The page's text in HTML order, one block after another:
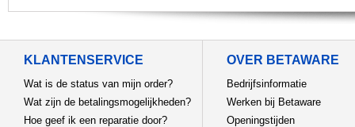
KLANTENSERVICE
Wat is de status van mijn order?
Wat zijn de betalingsmogelijkheden?
Hoe geef ik een reparatie door?
OVER BETAWARE
Bedrijfsinformatie
Werken bij Betaware
Openingstijden